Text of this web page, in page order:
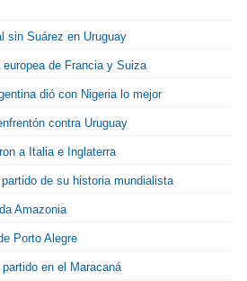
sin Suárez en Uruguay
de Francia y Suiza
dió con Nigeria lo mejor
contra Uruguay
a Italia e Inglaterra
de su historia mundialista
Amazonia
Porto Alegre
en el Maracaná